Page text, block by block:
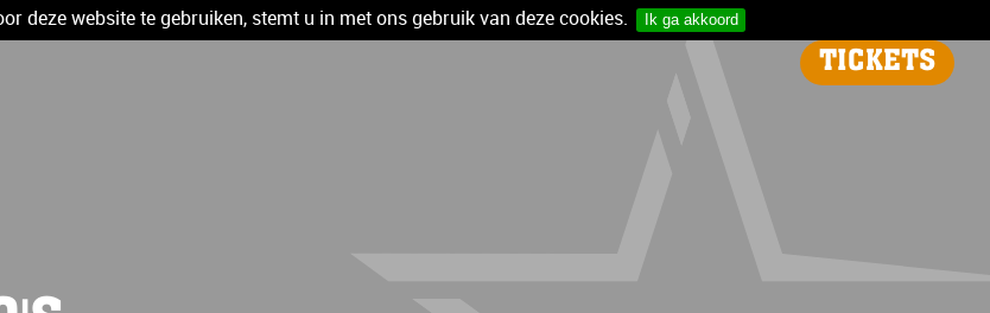
deze website te gebruiken, stemt u in met ons gebruik van deze cookies. Ik ga akkoord
TICKETS